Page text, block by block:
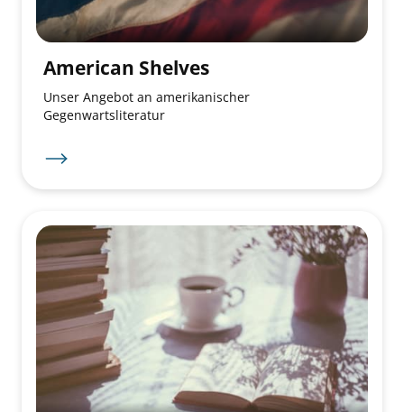
American Shelves
Unser Angebot an amerikanischer
Gegenwartsliteratur